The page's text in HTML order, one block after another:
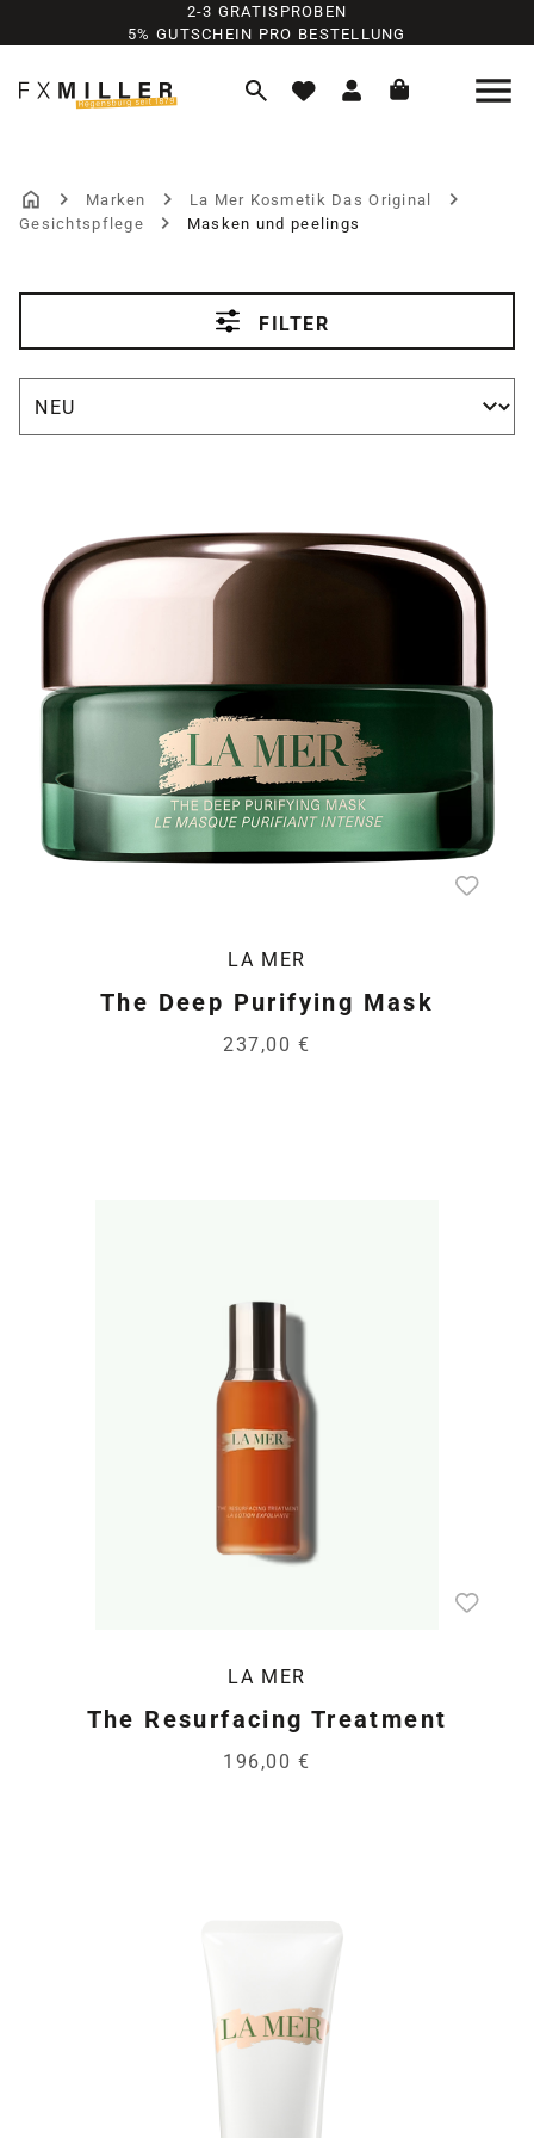
Zum Hauptinhalt springen
2-3 GRATISPROBEN
5% GUTSCHEIN PRO BESTELLUNG
Marken
La Mer Kosmetik Das Original
Gesichtspflege
Masken und peelings
MASKEN UND
FILTER
LA MER
The Deep Purifying Mask
237,00 €
LA MER
The Resurfacing Treatment
196,00 €